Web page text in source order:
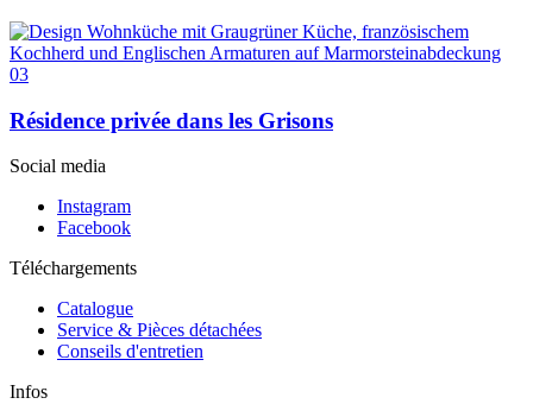
03
Résidence privée dans les Grisons
Social media
Instagram
Facebook
Téléchargements
Catalogue
Service & Pièces détachées
Conseils d'entretien
Infos